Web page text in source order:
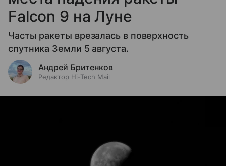
Falcon 9 на Луне
Часты ракеты врезалась в поверхность
спутника Земли 5 августа.
Андрей Бритенков
Редактор Hi-Tech Mail